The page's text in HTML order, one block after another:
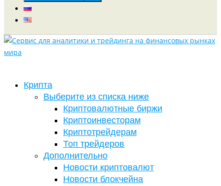
Крипта
Выберите из списка ниже
Криптовалютные биржи
Криптоинвесторам
Криптотрейдерам
Топ трейдеров
Дополнительно
Новости криптовалют
Новости блокчейна